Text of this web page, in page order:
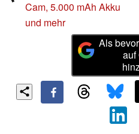
Cam, 5.000 mAh Akku
und mehr
Als
auf